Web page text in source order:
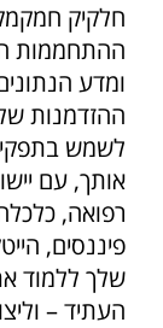
חלקיק
ההתחממות
ומדע
ההזדמנות
לשמש
אותך, עם
רפואה,
פיננסים,
שלך ללמוד
העתיד –